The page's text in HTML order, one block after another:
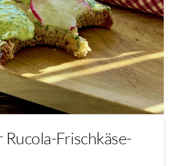
Rucola-Frischkäse-